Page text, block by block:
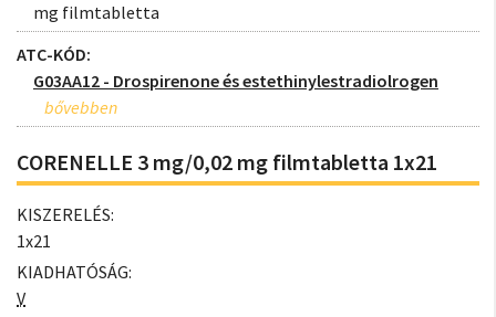
mg filmtabletta
ATC-KÓD:
G03AA12 - Drospirenone és estethinylestradiolrogen
CORENELLE 3 mg/0,02 mg filmtabletta 1x21
KISZERELÉS:
1x21
KIADHATÓSÁG:
V